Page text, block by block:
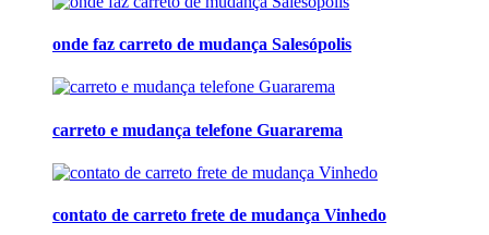
onde faz carreto de mudança Salesópolis
carreto e mudança telefone Guararema
contato de carreto frete de mudança Vinhedo